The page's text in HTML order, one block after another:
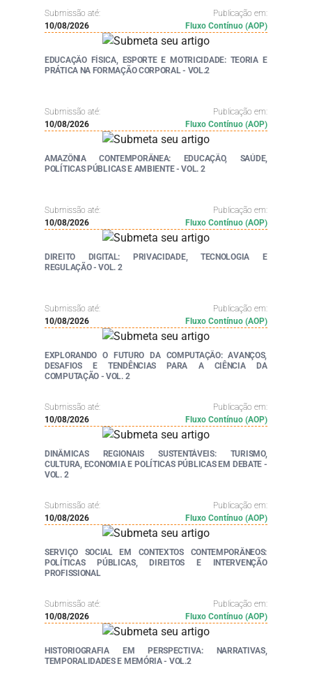
Submissão até:
Publicação em:
10/08/2026
Fluxo Contínuo (AOP)
EDUCAÇÃO FÍSICA, ESPORTE E MOTRICIDADE: TEORIA E
PRÁTICA NA FORMAÇÃO CORPORAL - VOL.2
Submissão até:
Publicação em:
10/08/2026
Fluxo Contínuo (AOP)
AMAZÔNIA CONTEMPORÂNEA: EDUCAÇÃO, SAÚDE,
POLÍTICAS PÚBLICAS E AMBIENTE - VOL. 2
Submissão até:
Publicação em:
10/08/2026
Fluxo Contínuo (AOP)
DIREITO DIGITAL: PRIVACIDADE, TECNOLOGIA E
REGULAÇÃO - VOL. 2
Submissão até:
Publicação em:
10/08/2026
Fluxo Contínuo (AOP)
EXPLORANDO O FUTURO DA COMPUTAÇÃO: AVANÇOS,
DESAFIOS E TENDÊNCIAS PARA A CIÊNCIA DA
COMPUTAÇÃO - VOL. 2
Submissão até:
Publicação em:
10/08/2026
Fluxo Contínuo (AOP)
DINÂMICAS REGIONAIS SUSTENTÁVEIS: TURISMO,
CULTURA, ECONOMIA E POLÍTICAS PÚBLICAS EM DEBATE -
VOL. 2
Submissão até:
Publicação em:
10/08/2026
Fluxo Contínuo (AOP)
SERVIÇO SOCIAL EM CONTEXTOS CONTEMPORÂNEOS:
POLÍTICAS PÚBLICAS, DIREITOS E INTERVENÇÃO
PROFISSIONAL
Submissão até:
Publicação em:
10/08/2026
Fluxo Contínuo (AOP)
HISTORIOGRAFIA EM PERSPECTIVA: NARRATIVAS,
TEMPORALIDADES E MEMÓRIA - VOL.2